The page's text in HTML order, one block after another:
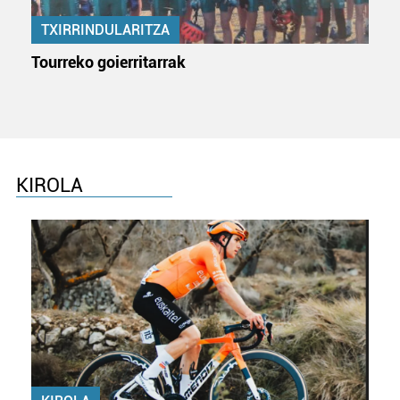
TXIRRINDULARITZA
Tourreko goierritarrak
KIROLA